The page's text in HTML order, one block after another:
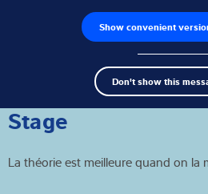
Show convenient
Don't show this
Recherche de
Search
term
Capteurs de pesage
Électroniques de pesage
Stage
La théorie est meilleure quand on la